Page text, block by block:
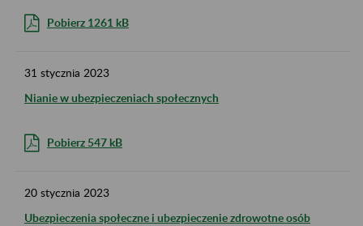
Pobierz 1261 kB
31 stycznia 2023
Nianie w ubezpieczeniach społecznych
Pobierz 547 kB
20 stycznia 2023
Ubezpieczenia społeczne i ubezpieczenie zdrowotne osób